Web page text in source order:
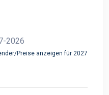
2026
Preise anzeigen für 2027